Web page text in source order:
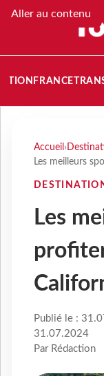
Aller au contenu
FRANCE
Accueil ›
Les meilleurs
Les
Publié le :
31.07.2024
Par Rédaction